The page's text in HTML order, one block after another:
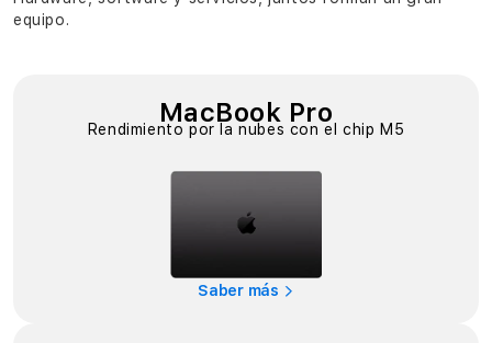
equipo.
MacBook Pro
Rendimiento por la nubes con el chip M5
Saber más